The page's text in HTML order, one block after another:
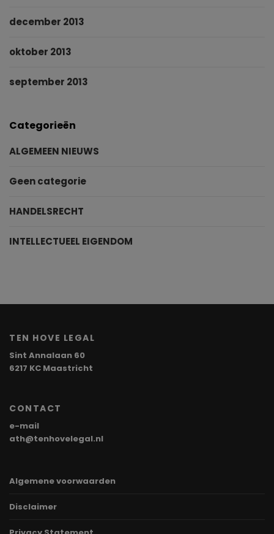
december 2013
oktober 2013
september 2013
Categorieën
ALGEMEEN NIEUWS
Geen categorie
HANDELSRECHT
INTELLECTUEEL EIGENDOM
TEN HOVE LEGAL
Sint Annalaan 60
6217 KC Maastricht
CONTACT
e-mail
ath@tenhovelegal.nl
Algemene voorwaarden
Disclaimer